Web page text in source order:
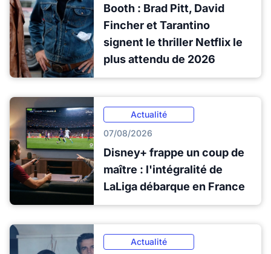
Booth : Brad Pitt, David
Fincher et Tarantino
signent le thriller Netflix le
plus attendu de 2026
Actualité
07/08/2026
Disney+ frappe un coup de
maître : l'intégralité de
LaLiga débarque en France
Actualité